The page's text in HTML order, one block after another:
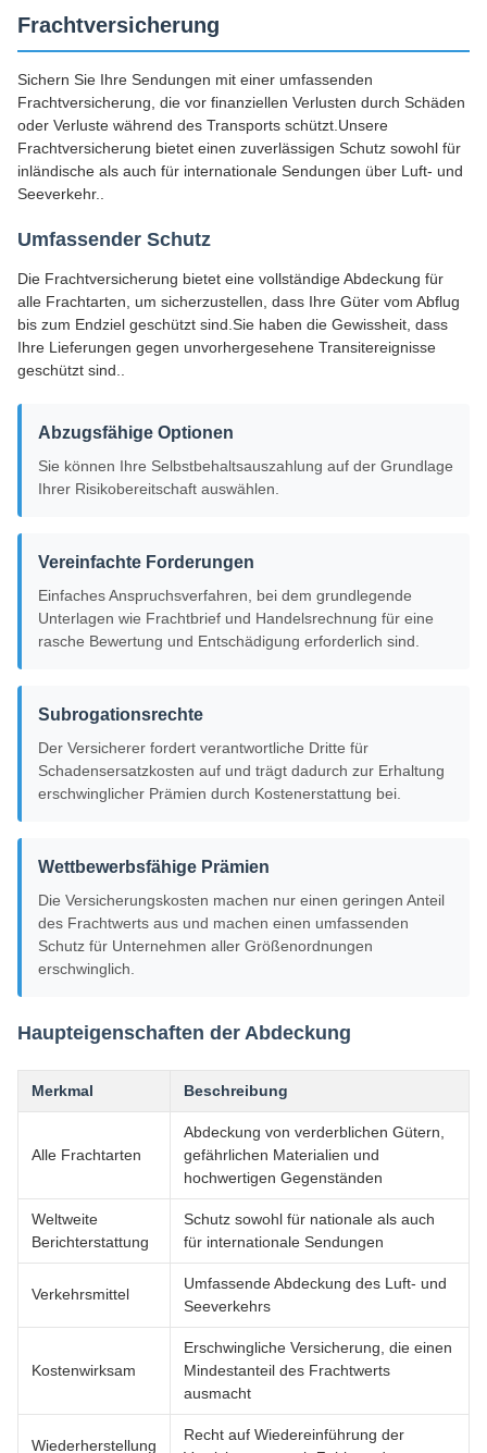
Frachtversicherung
Sichern Sie Ihre Sendungen mit einer umfassenden
Frachtversicherung, die vor finanziellen Verlusten durch Schäden
oder Verluste während des Transports schützt.Unsere
Frachtversicherung bietet einen zuverlässigen Schutz sowohl für
inländische als auch für internationale Sendungen über Luft- und
Seeverkehr..
Umfassender Schutz
Die Frachtversicherung bietet eine vollständige Abdeckung für
alle Frachtarten, um sicherzustellen, dass Ihre Güter vom Abflug
bis zum Endziel geschützt sind.Sie haben die Gewissheit, dass
Ihre Lieferungen gegen unvorhergesehene Transitereignisse
geschützt sind..
Abzugsfähige Optionen
Sie können Ihre Selbstbehaltsauszahlung auf der Grundlage
Ihrer Risikobereitschaft auswählen.
Vereinfachte Forderungen
Einfaches Anspruchsverfahren, bei dem grundlegende
Unterlagen wie Frachtbrief und Handelsrechnung für eine
rasche Bewertung und Entschädigung erforderlich sind.
Subrogationsrechte
Der Versicherer fordert verantwortliche Dritte für
Schadensersatzkosten auf und trägt dadurch zur Erhaltung
erschwinglicher Prämien durch Kostenerstattung bei.
Wettbewerbsfähige Prämien
Die Versicherungskosten machen nur einen geringen Anteil
des Frachtwerts aus und machen einen umfassenden
Schutz für Unternehmen aller Größenordnungen
erschwinglich.
Haupteigenschaften der Abdeckung
Merkmal Beschreibung
Alle Frachtarten
Abdeckung von verderblichen Gütern,
gefährlichen Materialien und
hochwertigen Gegenständen
Weltweite
Berichterstattung
Schutz sowohl für nationale als auch
für internationale Sendungen
Verkehrsmittel
Umfassende Abdeckung des Luft- und
Seeverkehrs
Kostenwirksam
Erschwingliche Versicherung, die einen
Mindestanteil des Frachtwerts
ausmacht
Wiederherstellung
Recht auf Wiedereinführung der